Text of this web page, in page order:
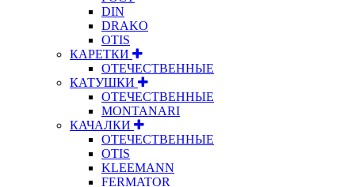
DIN
DRAKO
OTIS
КАРЕТКИ
ОТЕЧЕСТВЕННЫЕ
КАТУШКИ
ОТЕЧЕСТВЕННЫЕ
MONTANARI
КАЧАЛКИ
ОТЕЧЕСТВЕННЫЕ
OTIS
KLEEMANN
FERMATOR